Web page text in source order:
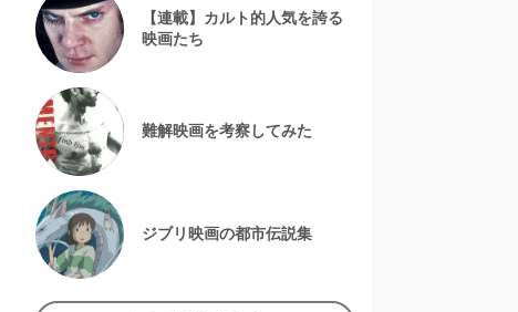
【連載】カルト的人気を誇る
映画たち
難解映画を考察してみた
ジブリ映画の都市伝説集